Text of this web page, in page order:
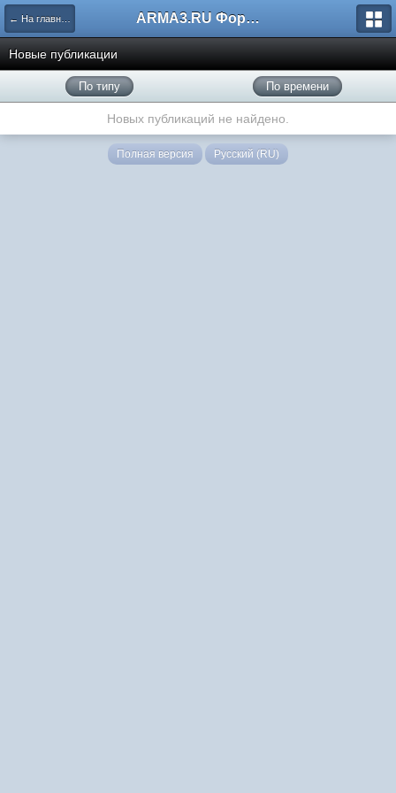
← На главную ARMA3.RU Форум
Новые публикации
По типу По времени
Новых публикаций не найдено.
Полная версия Русский (RU)